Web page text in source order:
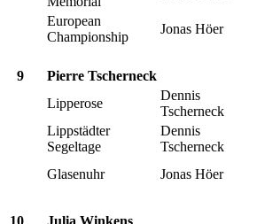
European
Championship
Jonas Höer
9 Pierre Tscherneck
Lipperose
Dennis
Tscherneck
Lippstädter
Segeltage
Dennis
Tscherneck
Glasenuhr Jonas Höer
10 Julia Winkens